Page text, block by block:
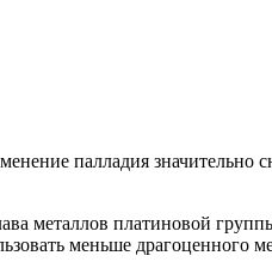
палладия значительно
металлов платиновой
меньше драгоценного